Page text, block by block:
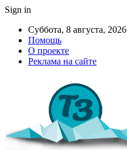
Sign in
Суббота, 8 августа, 2026
Помощь
О проекте
Реклама на сайте